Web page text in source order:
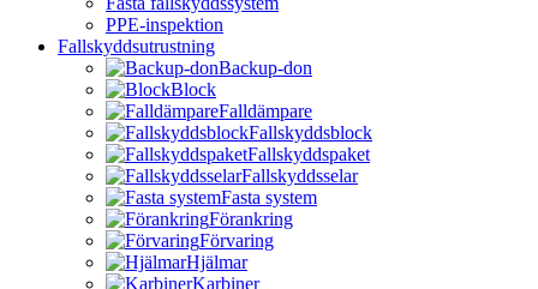
PPE-inspektion
Fallskyddsutrustning
Backup-don
Block
Falldämpare
Fallskyddsblock
Fallskyddspaket
Fallskyddsselar
Fasta system
Förankring
Förvaring
Hjälmar
Karbiner